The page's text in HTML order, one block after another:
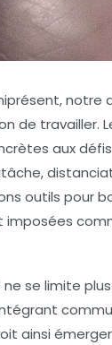
de travailler.
aux
outils pour
imposées
se limite
ainsi